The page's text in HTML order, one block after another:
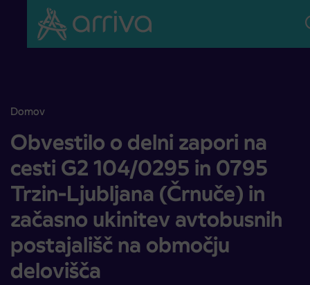
Skoči na vsebino
Domov
Obvestilo o delni zapori na cesti G2 104/0295 in 0795 Trzin-
Obvestilo o delni zapori na
cesti G2 104/0295 in 0795
Trzin-Ljubljana (Črnuče) in
začasno ukinitev avtobusnih
postajališč na območju
delovišča